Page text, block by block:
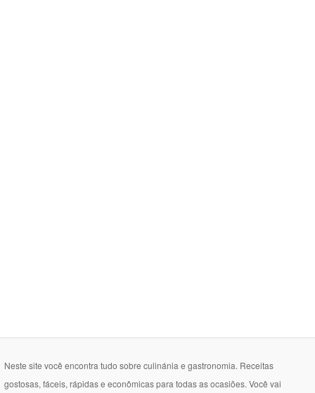
Neste site você encontra tudo sobre culinánia e gastronomia. Receitas
gostosas, fáceis, rápidas e econômicas para todas as ocasiões. Você vai